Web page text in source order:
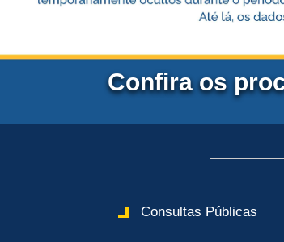
Confira os
Consultas Públicas